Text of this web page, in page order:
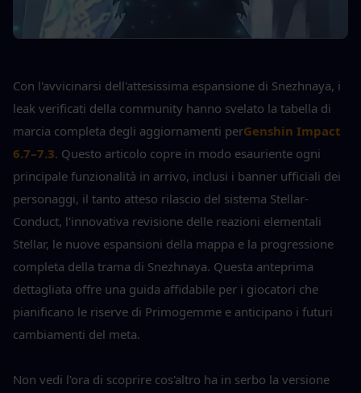
Con l'avvicinarsi dell'attesissima espansione di Snezhnaya, i
leak verificati della community hanno svelato la tabella di
marcia completa degli aggiornamenti perGenshin Impact
6.7–7.3. Questo articolo copre in modo esauriente ogni
principale funzionalità in arrivo, inclusi i banner ufficiali dei
personaggi, il tanto atteso rilascio del sistema Stellar-
Conduct, l'innovativa revisione delle reazioni elementali
Stellar, le nuove espansioni della mappa e la progressione
completa della trama di Snezhnaya. Questa anteprima
dettagliata offre una guida affidabile per i giocatori che
pianificano le riserve di Primogemme e anticipano i futuri
cambiamenti del meta.
Non vedi l'ora di scoprire cos'altro ha in serbo la versione